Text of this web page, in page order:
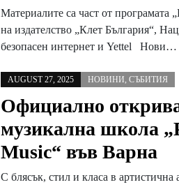
Материалите са част от програмата
на издателство „Клет България“,
безопасен интернет и Yettel Нови…
AUGUST 27, 2025 НОВИНИ, СЪБИТИЯ
Официално
музикална школа
Music“ във Варна
С блясък, стил и класа в артистична